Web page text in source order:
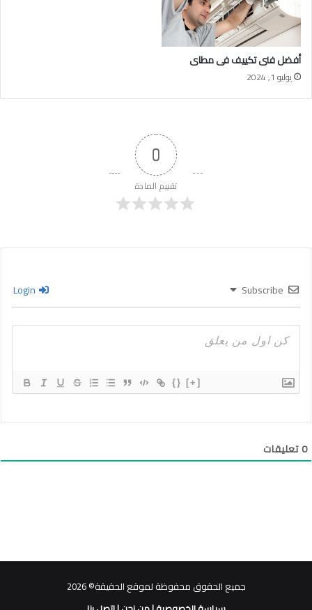
أفضل فنى تكييف فى مطاى
يوليو 1, 2024
0
تقييم المادة
Subscribe
{} [+]
0تعليقات
جميع الحقوق محفوظة لموقع الحقيقة© 2026